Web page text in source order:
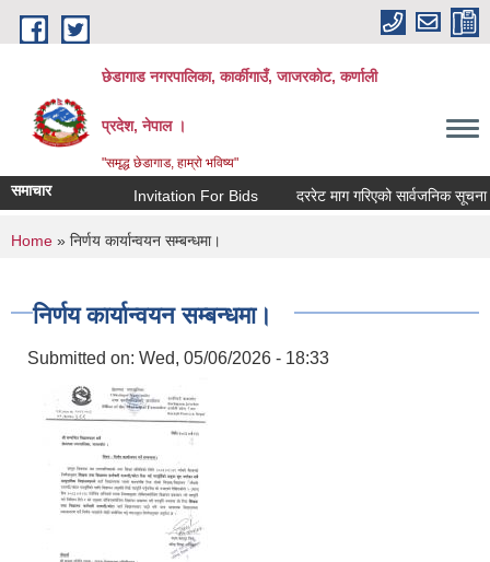
Skip to main content
छेडागाड नगरपालिका, कार्कीगाउँ, जाजरकाेट, कर्णाली
प्रदेश, नेपाल ।
"समृद्ध छेडागाड, हाम्रो भविष्य"
समाचार Invitation For Bids दररेट माग गरिएको सार्वजनिक सूचना।
You are here
Home » निर्णय कार्यान्वयन सम्बन्धमा।
निर्णय कार्यान्वयन सम्बन्धमा।
Submitted on: Wed, 05/06/2026 - 18:33